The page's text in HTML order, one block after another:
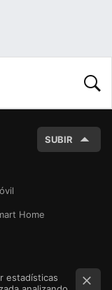
SUBIR
Home
estadísticas